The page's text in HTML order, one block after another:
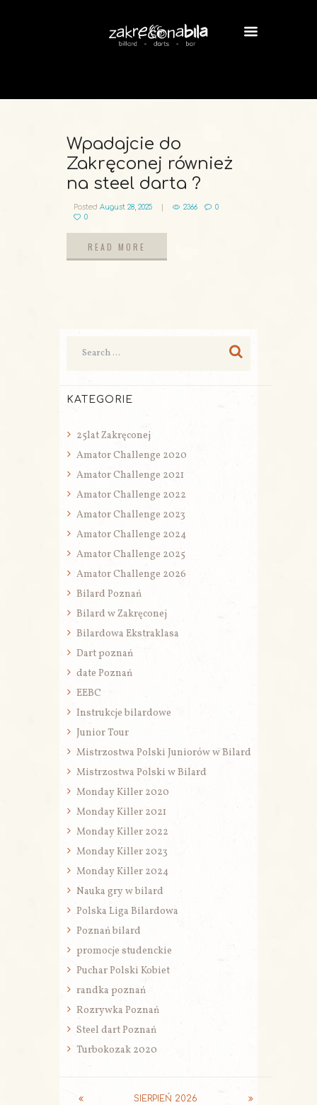
Wpadajcie do
Zakręconej również
na steel darta ?
Posted August 28, 2025 2366
0
0
READ MORE
KATEGORIE
25lat Zakręconej
Amator Challenge 2020
Amator Challenge 2021
Amator Challenge 2022
Amator Challenge 2023
Amator Challenge 2024
Amator Challenge 2025
Amator Challenge 2026
Bilard Poznań
Bilard w Zakręconej
Bilardowa Ekstraklasa
Dart poznań
date Poznań
EEBC
Instrukcje bilardowe
Junior Tour
Mistrzostwa Polski Juniorów w Bilard
Mistrzostwa Polski w Bilard
Monday Killer 2020
Monday Killer 2021
Monday Killer 2022
Monday Killer 2023
Monday Killer 2024
Nauka gry w bilard
Polska Liga Bilardowa
Poznań bilard
promocje studenckie
Puchar Polski Kobiet
randka poznań
Rozrywka Poznań
Steel dart Poznań
Turbokozak 2020
SIERPIEŃ 2026